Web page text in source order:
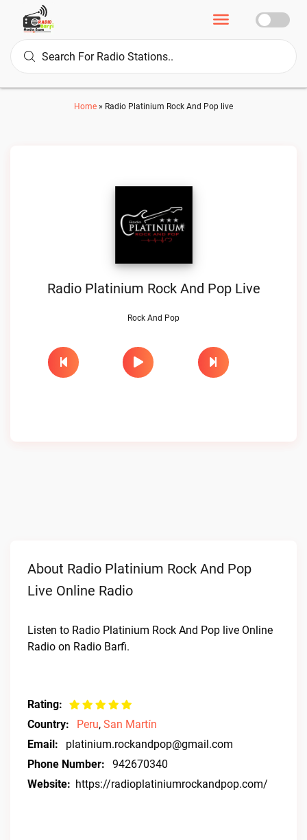
Home » Radio Platinium Rock And Pop live
Radio Platinium Rock And Pop Live
Rock And Pop
About Radio Platinium Rock And Pop
Live Online Radio
Listen to Radio Platinium Rock And Pop live Online
Radio on Radio Barfi.
Rating:
Country:
Peru, San Martín
Email:
platinium.rockandpop@gmail.com
Phone Number:
942670340
Website: https://radioplatiniumrockandpop.com/